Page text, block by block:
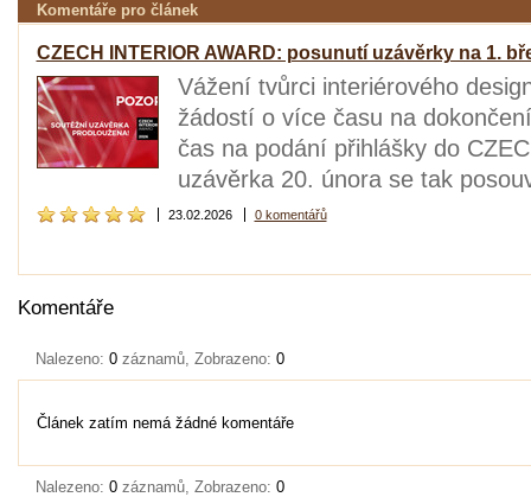
Komentáře pro článek
CZECH INTERIOR AWARD: posunutí uzávěrky na 1.
Vážení tvůrci interiérového
žádostí o více času na
čas na podání přihlášky do
uzávěrka 20. února se tak
23.02.2026 0 komentářů
Komentáře
Nalezeno: 0 záznamů, Zobrazeno: 0
Článek zatím nemá žádné komentáře
Nalezeno: 0 záznamů, Zobrazeno: 0